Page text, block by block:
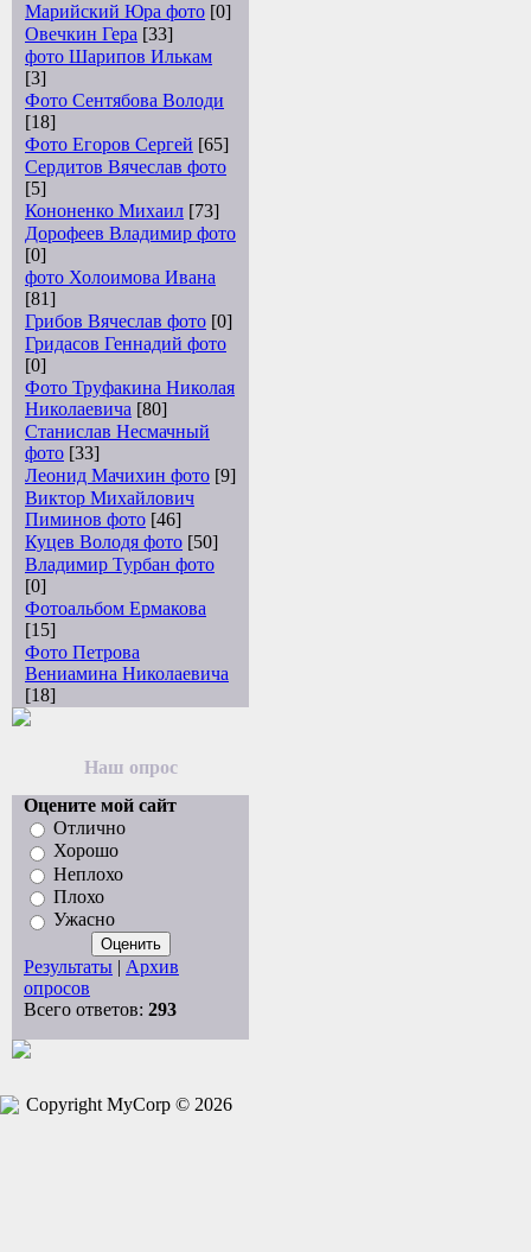
Марийский Юра фото [0]
Овечкин Гера [33]
фото Шарипов Илькам
[3]
Фото Сентябова Володи
[18]
Фото Егоров Сергей [65]
Сердитов Вячеслав фото
[5]
Кононенко Михаил [73]
Дорофеев Владимир фото
[0]
фото Холоимова Ивана
[81]
Грибов Вячеслав фото [0]
Гридасов Геннадий фото
[0]
Фото Труфакина Николая
Николаевича [80]
Станислав Несмачный
фото [33]
Леонид Мачихин фото [9]
Виктор Михайлович
Пиминов фото [46]
Куцев Володя фото [50]
Владимир Турбан фото
[0]
Фотоальбом Ермакова
[15]
Фото Петрова
Вениамина Николаевича
[18]
Наш опрос
Оцените мой сайт
Отлично
Хорошо
Неплохо
Плохо
Ужасно
Результаты | Архив
опросов
Всего ответов: 293
Copyright MyCorp © 2026